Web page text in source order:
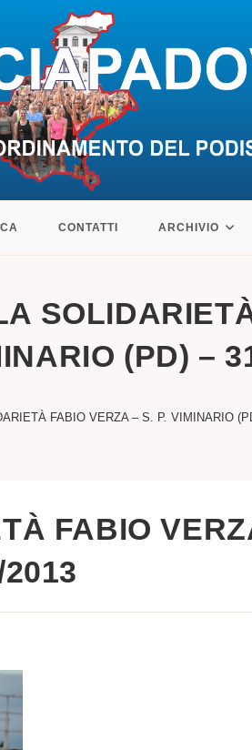
CONTATTI ARCHIVIO
(PD) –
FABIO VERZA – S. P. VIMINARIO
FABIO